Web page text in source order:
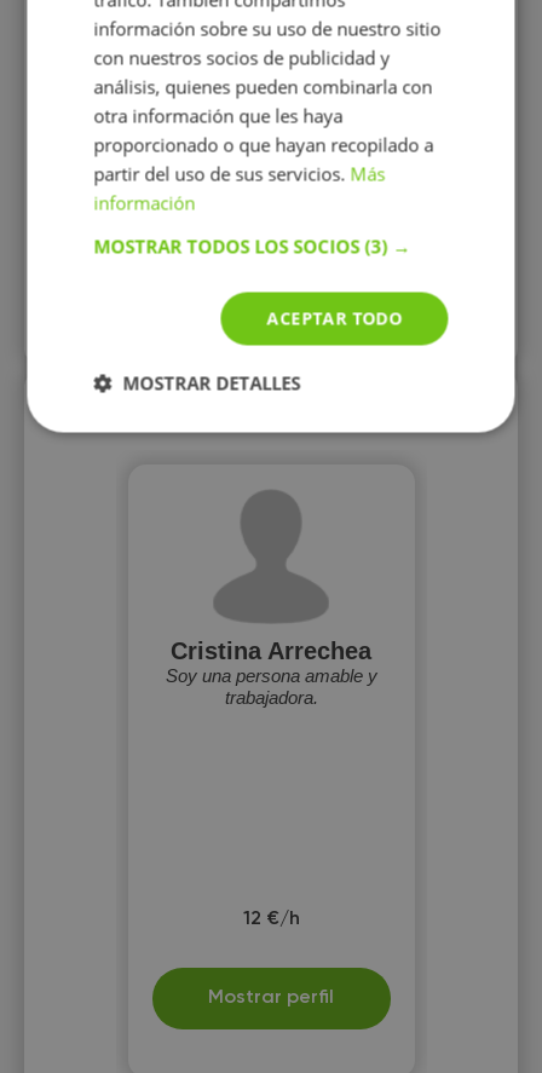
10 €/h
Mostrar perfil
Más perfiles similares
Cristina Arrechea
Soy una persona amable y
trabajadora.
12 €/h
Mostrar perfil
información sobre su uso de nuestro sitio
con nuestros socios de publicidad y
análisis, quienes pueden combinarla con
otra información que les haya
proporcionado o que hayan recopilado a
partir del uso de sus servicios. Más
información
MOSTRAR TODOS LOS SOCIOS(3) →
ACEPTAR TODO
MOSTRAR DETALLES